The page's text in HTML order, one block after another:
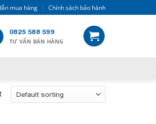
mua hàng Chính sách bảo hành
0825 588 599
TƯ VẤN BÁN HÀNG